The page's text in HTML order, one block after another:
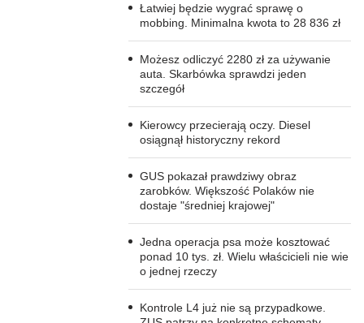
Łatwiej będzie wygrać sprawę o
mobbing. Minimalna kwota to 28 836 zł
Możesz odliczyć 2280 zł za używanie
auta. Skarbówka sprawdzi jeden
szczegół
Kierowcy przecierają oczy. Diesel
osiągnął historyczny rekord
GUS pokazał prawdziwy obraz
zarobków. Większość Polaków nie
dostaje "średniej krajowej"
Jedna operacja psa może kosztować
ponad 10 tys. zł. Wielu właścicieli nie wie
o jednej rzeczy
Kontrole L4 już nie są przypadkowe.